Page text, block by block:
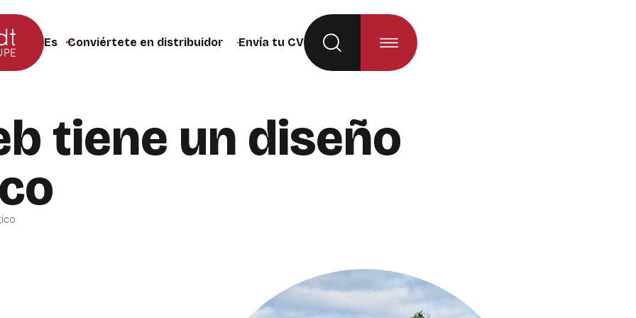
Cambiar el idioma del sitio web (la página se recargará al seleccionar la opción)
Conviértete en distribuidor Envía tu CV
tiene un diseño